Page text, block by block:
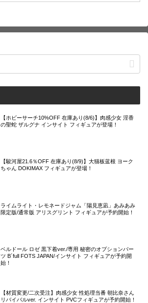
【ホビーサーチ10%OFF 在庫あり(8/6)】肉感少女 淫香
の聖蛇 ザルグナ インサイト フィギュアが登場！
【駿河屋21.6％OFF 在庫あり(8/9)】大猫板蓝根 ヨーク
ちゃん DOKIMAX フィギュアが登場！
ライムライト・レモネードジャム「陽見恵凪」あみあみ
限定版/通常版 アリスグリント フィギュアが予約開始！
ベルドール ロゼ 黒下着ver./専用 秘密のオプションパー
ツ B´full FOTS JAPAN/インサイト フィギュアが予約開
始！
【材質変更/二次受注】肉感少女 性処理当番 朝比奈さん
リバイバルver. インサイト PVCフィギュアが予約開始！